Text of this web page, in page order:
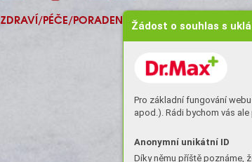
Žádost o souhlas s
Pro základní fungování
apod.). Rádi bychom vás
Anonymní unikátní ID
Díky němu příště poznáme,
ZDRAVÍ/PÉČE/PORADENSTVÍ